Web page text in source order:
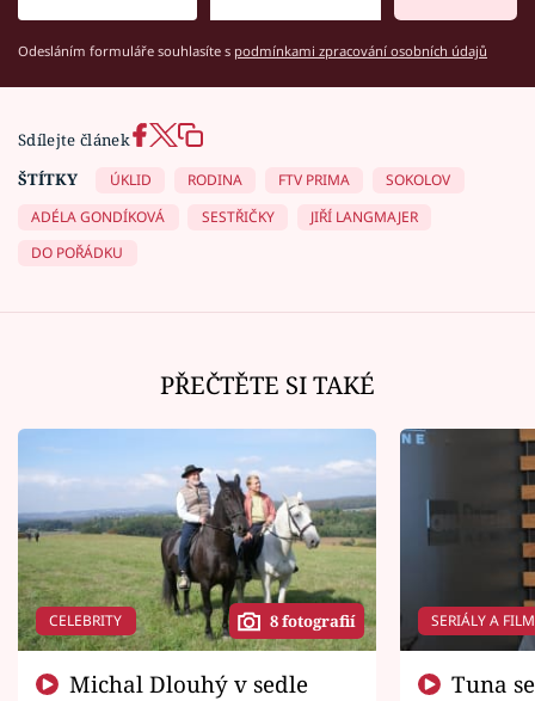
Odesláním formuláře souhlasíte s podmínkami zpracování osobních údajů
Sdílejte článek
ŠTÍTKY
ÚKLID RODINA FTV PRIMA
SOKOLOV
ADÉLA GONDÍKOVÁ
SESTŘIČKY
JIŘÍ LANGMAJER
DO POŘÁDKU
PŘEČTĚTE SI TAKÉ
CELEBRITY 8 fotografií SERIÁLY A